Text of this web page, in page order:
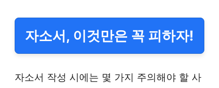
자소서, 이것만은 꼭 피하자!
자소서 작성 시에는 몇 가지 주의해야 할 사